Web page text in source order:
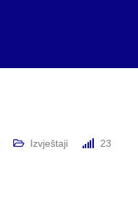
Izvještaji
23